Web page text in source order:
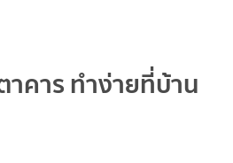
คาร ทำง่ายที่บ้าน